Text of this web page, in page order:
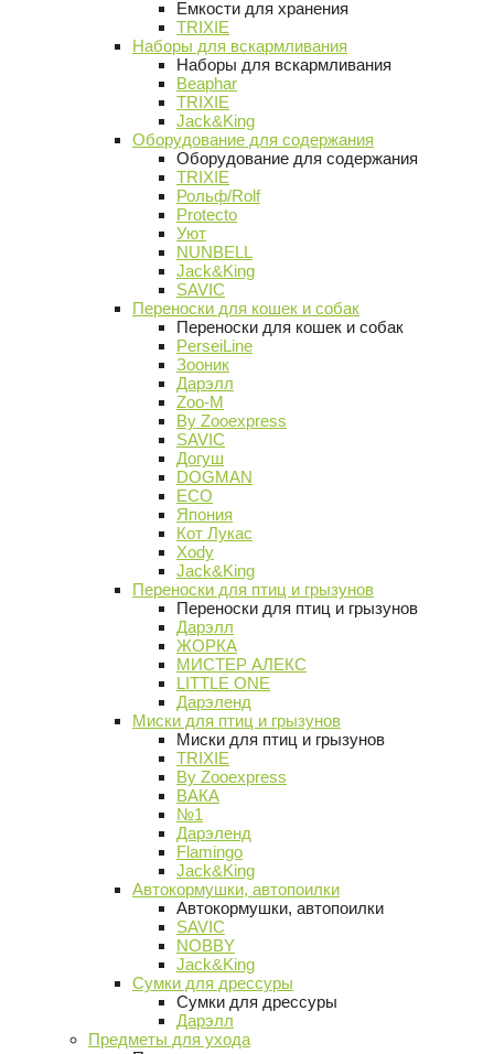
Емкости для хранения
TRIXIE
Наборы для вскармливания
Наборы для вскармливания
Beaphar
TRIXIE
Jack&King
Оборудование для содержания
Оборудование для содержания
TRIXIE
Рольф/Rolf
Protecto
Уют
NUNBELL
Jack&King
SAVIC
Переноски для кошек и собак
Переноски для кошек и собак
PerseiLine
Зооник
Дарэлл
Zoo-M
By Zooexpress
SAVIC
Догуш
DOGMAN
ECO
Япония
Кот Лукас
Xody
Jack&King
Переноски для птиц и грызунов
Переноски для птиц и грызунов
Дарэлл
ЖОРКА
МИСТЕР АЛЕКС
LITTLE ONE
Дарэленд
Миски для птиц и грызунов
Миски для птиц и грызунов
TRIXIE
By Zooexpress
ВАКА
№1
Дарэленд
Flamingo
Jack&King
Автокормушки, автопоилки
Автокормушки, автопоилки
SAVIC
NOBBY
Jack&King
Сумки для дрессуры
Сумки для дрессуры
Дарэлл
Предметы для ухода